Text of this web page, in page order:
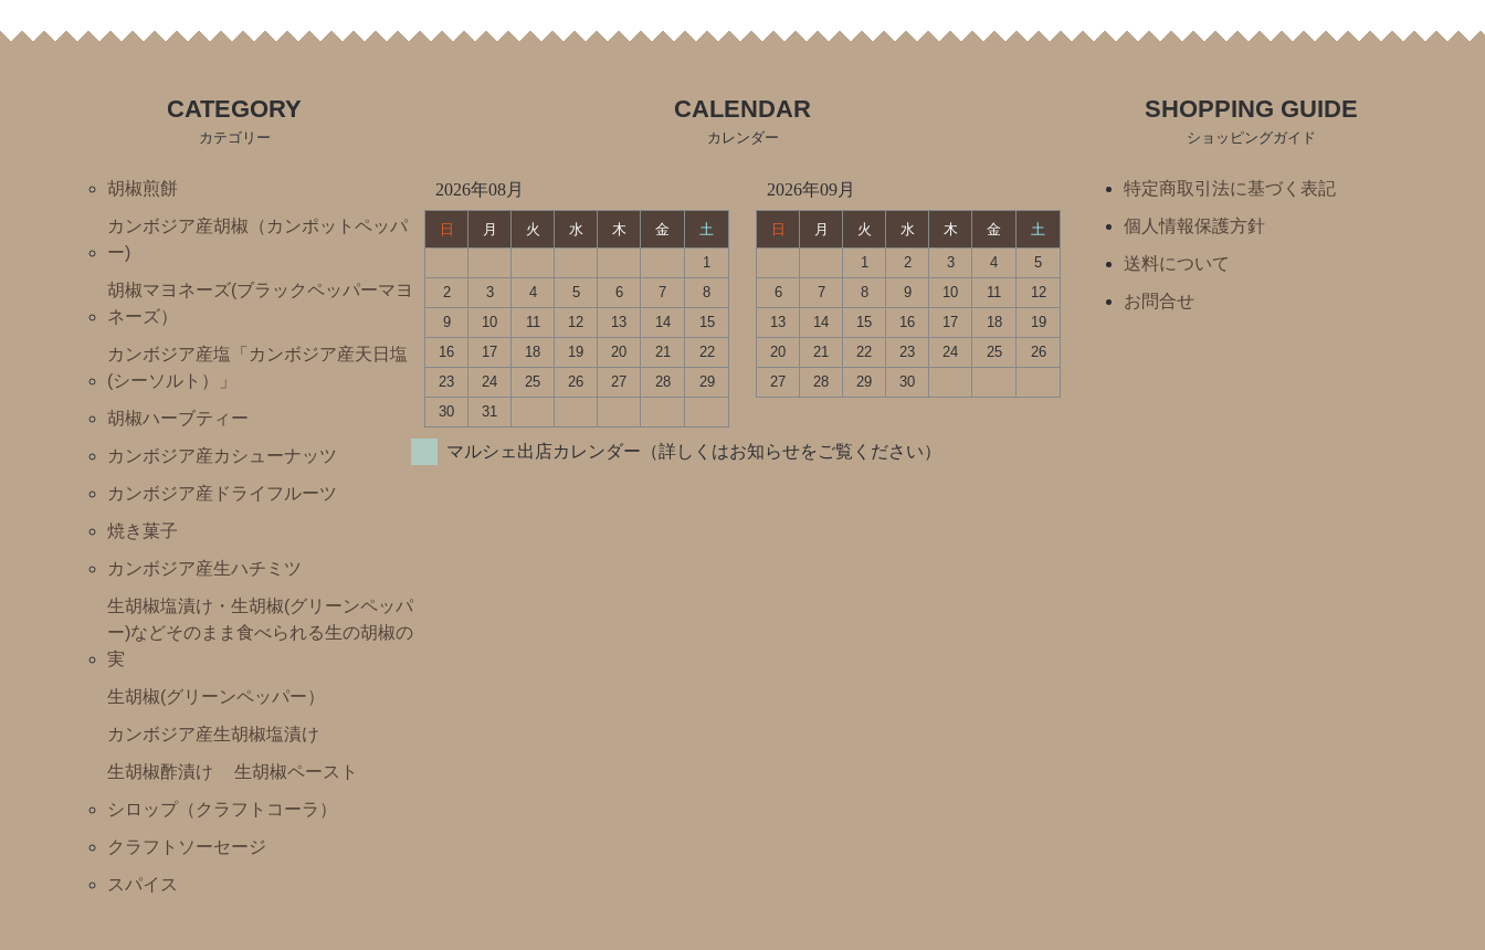
CATEGORY
カテゴリー
胡椒煎餅
カンボジア産胡椒（カンポットペッパ
ー)
胡椒マヨネーズ(ブラックペッパーマヨ
ネーズ）
カンボジア産塩「カンボジア産天日塩
(シーソルト）」
胡椒ハーブティー
カンボジア産カシューナッツ
カンボジア産ドライフルーツ
焼き菓子
カンボジア産生ハチミツ
生胡椒塩漬け・生胡椒(グリーンペッパ
ー)などそのまま食べられる生の胡椒の
実
生胡椒(グリーンペッパー）
カンボジア産生胡椒塩漬け
生胡椒酢漬け
生胡椒ペースト
シロップ（クラフトコーラ）
クラフトソーセージ
スパイス
CALENDAR
カレンダー
2026年08月
日 月 火 水 木 金
土
1
2
3 4 5 6 7
8
9
10 11 12 13 14
15
16
17 18 19 20 21
22
23
24 25 26 27 28
29
30
31
2026年09月
日 月 火 水 木 金
土
1
2 3 4
5
6
7 8 9 10 11
12
13
14 15 16 17 18
19
20
21 22 23 24 25
26
27
28 29 30
マルシェ出店カレンダー（詳しくはお知らせをご覧ください）
SHOPPING GUIDE
ショッピングガイド
特定商取引法に基づく表記
個人情報保護方針
送料について
お問合せ